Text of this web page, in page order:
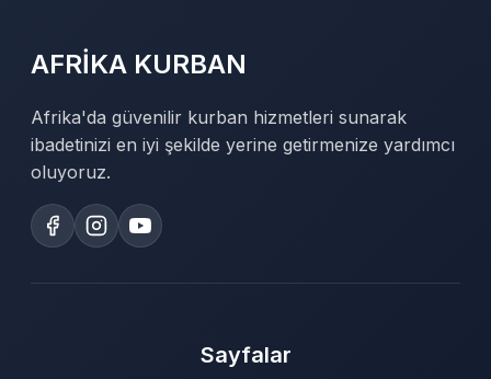
AFRİKA KURBAN
Afrika'da güvenilir kurban hizmetleri sunarak
ibadetinizi en iyi şekilde yerine getirmenize yardımcı
oluyoruz.
Sayfalar